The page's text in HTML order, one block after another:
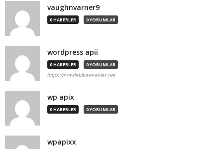
vaughnvarner9
0 HABERLER 0 YORUMLAR
wordpress apii
0 HABERLER 0 YORUMLAR
https://sondakikaesenler.net
wp apix
0 HABERLER 0 YORUMLAR
wpapixx